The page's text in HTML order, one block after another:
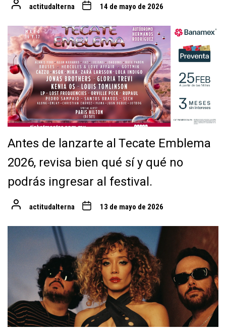
actitudalterna 14 de mayo de 2026
Antes de lanzarte al Tecate Emblema
2026, revisa bien qué sí y qué no
podrás ingresar al festival.
actitudalterna 13 de mayo de 2026